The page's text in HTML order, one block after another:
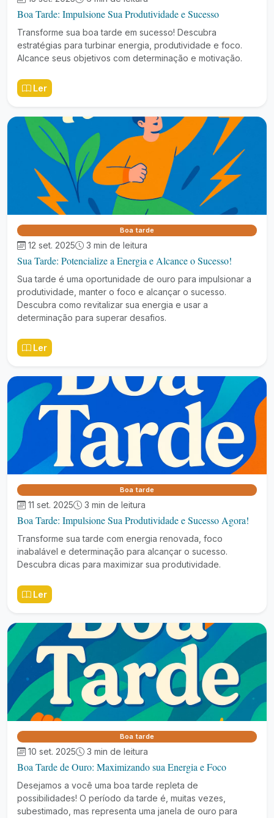
Boa Tarde: Impulsione Sua Produtividade e Sucesso
Transforme sua boa tarde em sucesso! Descubra
estratégias para turbinar energia, produtividade e foco.
Alcance seus objetivos com determinação e motivação.
Ler
Boa tarde
12 set. 2025 3 min de leitura
Sua Tarde: Potencialize a Energia e Alcance o Sucesso!
Sua tarde é uma oportunidade de ouro para impulsionar a
produtividade, manter o foco e alcançar o sucesso.
Descubra como revitalizar sua energia e usar a
determinação para superar desafios.
Ler
Boa tarde
11 set. 2025 3 min de leitura
Boa Tarde: Impulsione Sua Produtividade e Sucesso Agora!
Transforme sua tarde com energia renovada, foco
inabalável e determinação para alcançar o sucesso.
Descubra dicas para maximizar sua produtividade.
Ler
Boa tarde
10 set. 2025 3 min de leitura
Boa Tarde de Ouro: Maximizando sua Energia e Foco
Desejamos a você uma boa tarde repleta de
possibilidades! O período da tarde é, muitas vezes,
subestimado, mas representa uma janela de ouro para